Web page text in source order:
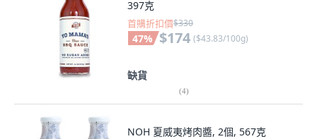
397克
首購折扣價$330
47% $174 ($43.83/100g)
缺貨
(4)
NOH 夏威夷烤肉醬, 2個, 567克